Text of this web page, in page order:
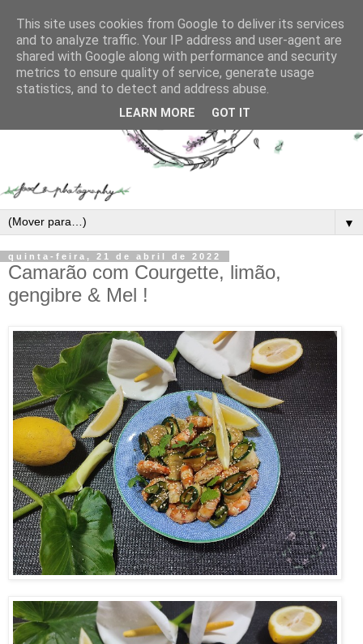
▼
quinta-feira, 21 de abril de 2022
Camarão com Courgette, limão,
gengibre & Mel !
This site uses cookies from Google to deliver its services
and to analyze traffic. Your IP address and user-agent are
shared with Google along with performance and security
metrics to ensure quality of service, generate usage
statistics, and to detect and address abuse.
LEARN MORE GOT IT